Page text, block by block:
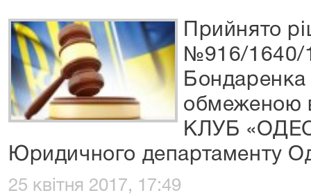
Прийнято
№916/1640/
обмеженою
КЛУБ
Юридичного департаменту
25 квітня 2017, 17:49